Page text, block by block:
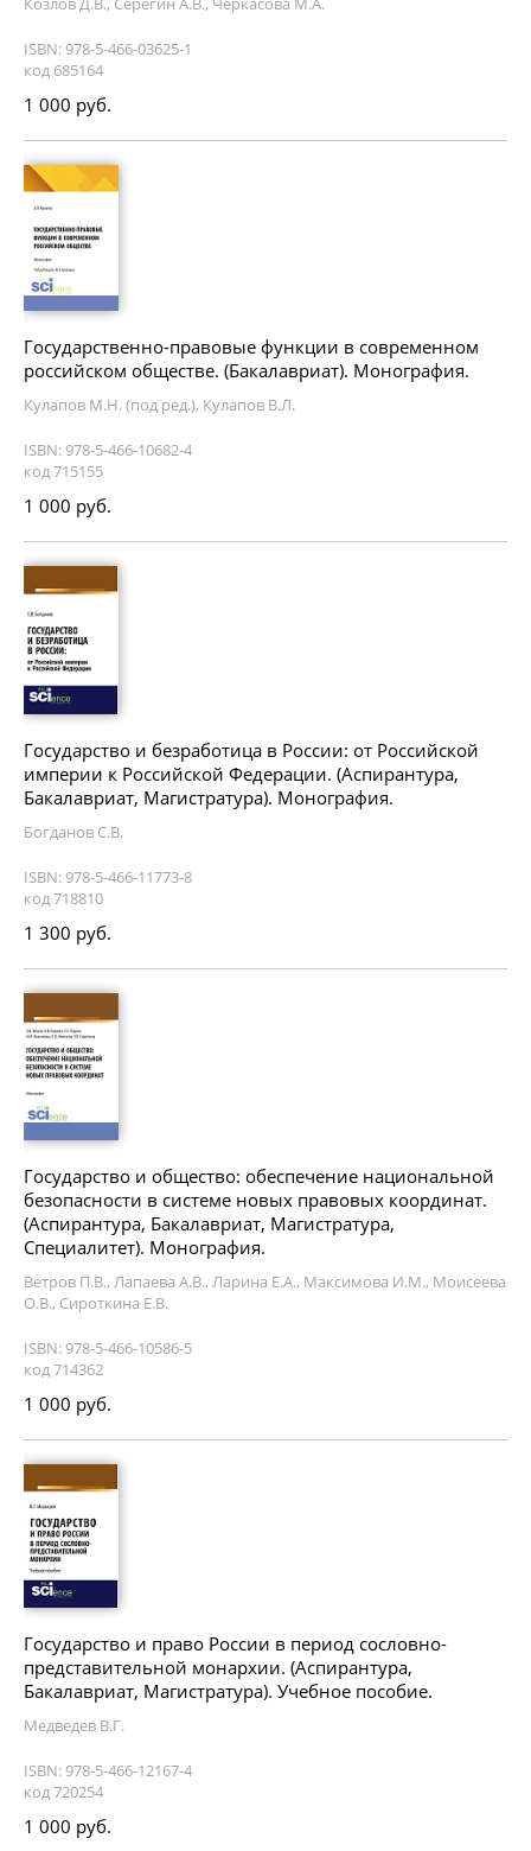
ISBN: 978-5-466-03625-1
код 685164
1 000 руб.
Государственно-правовые функции в современном
российском обществе. (Бакалавриат). Монография.
Кулапов М.Н. (под ред.), Кулапов В.Л.
ISBN: 978-5-466-10682-4
код 715155
1 000 руб.
Государство и безработица в России: от Российской
империи к Российской Федерации. (Аспирантура,
Бакалавриат, Магистратура). Монография.
Богданов С.В.
ISBN: 978-5-466-11773-8
код 718810
1 300 руб.
Государство и общество: обеспечение национальной
безопасности в системе новых правовых координат.
(Аспирантура, Бакалавриат, Магистратура,
Специалитет). Монография.
Ветров П.В., Лапаева А.В., Ларина Е.А., Максимова И.М., Моисеева
О.В., Сироткина Е.В.
ISBN: 978-5-466-10586-5
код 714362
1 000 руб.
Государство и право России в период сословно-
представительной монархии. (Аспирантура,
Бакалавриат, Магистратура). Учебное пособие.
Медведев В.Г.
ISBN: 978-5-466-12167-4
код 720254
1 000 руб.